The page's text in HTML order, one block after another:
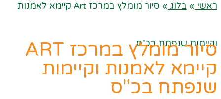
ראשי » בלוג » סיור מומלץ במרכז Art קיימא לאמנות
וקיימות שנפתח בכ"ס
סיור מומלץ במרכז ART
קיימא לאמנות וקיימות
שנפתח בכ"ס